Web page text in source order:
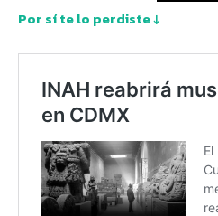
Por sí te lo perdiste ↓